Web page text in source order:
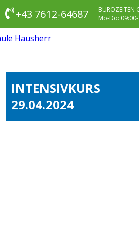
+43 7612-64687
BÜROZEITEN
Mo-Do:
INTENSIVKURS
29.04.2024